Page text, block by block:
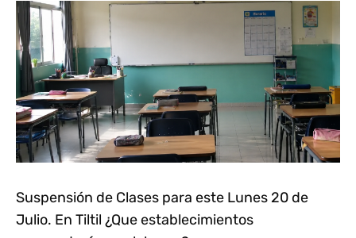
Suspensión de Clases para este Lunes 20 de
Julio. En Tiltil ¿Que establecimientos